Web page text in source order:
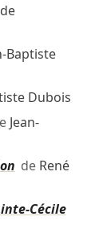
Baptiste
Dubois
Jean-
de René
Cécile